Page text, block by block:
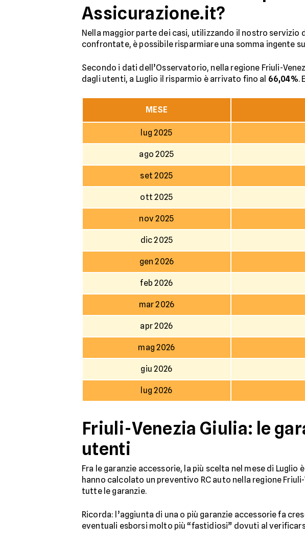
Assicurazione.it?
Nella maggior parte dei casi, utilizzando il nostro servizio
confrontate, è possibile risparmiare una somma ingente
Secondo i dati dell’Osservatorio, nella regione Friuli-
dagli utenti, a Luglio il risparmio è arrivato fino al 66,04%.
MESE
lug 2025
ago 2025
set 2025
ott 2025
nov 2025
dic 2025
gen 2026
feb 2026
mar 2026
apr 2026
mag 2026
giu 2026
lug 2026
Friuli-Venezia Giulia: le
utenti
Fra le garanzie accessorie, la più scelta nel mese di Luglio
hanno calcolato un preventivo RC auto nella regione
tutte le garanzie.
Ricorda: l’aggiunta di una o più garanzie accessorie fa
eventuali esborsi molto più “fastidiosi” dovuti al